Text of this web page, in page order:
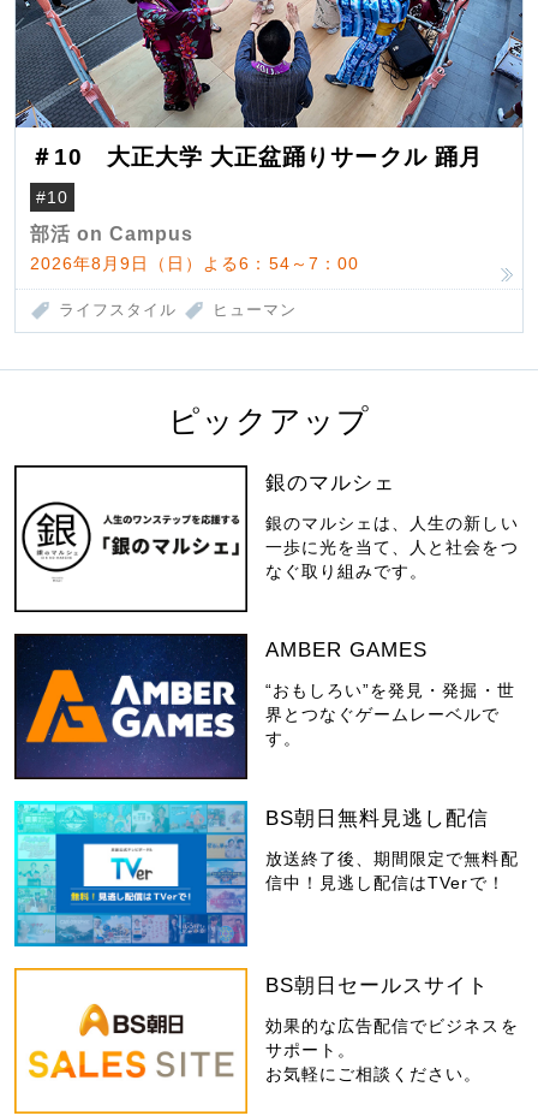
＃10 大正大学 大正盆踊りサークル 踊月
#10
部活 on Campus
2026年8月9日（日）よる6：54～7：00
ライフスタイル ヒューマン
ピックアップ
銀のマルシェ
銀のマルシェは、人生の新しい
一歩に光を当て、人と社会をつ
なぐ取り組みです。
AMBER GAMES
“おもしろい”を発見・発掘・世
界とつなぐゲームレーベルで
す。
BS朝日無料見逃し配信
放送終了後、期間限定で無料配
信中！見逃し配信はTVerで！
BS朝日セールスサイト
効果的な広告配信でビジネスを
サポート。
お気軽にご相談ください。